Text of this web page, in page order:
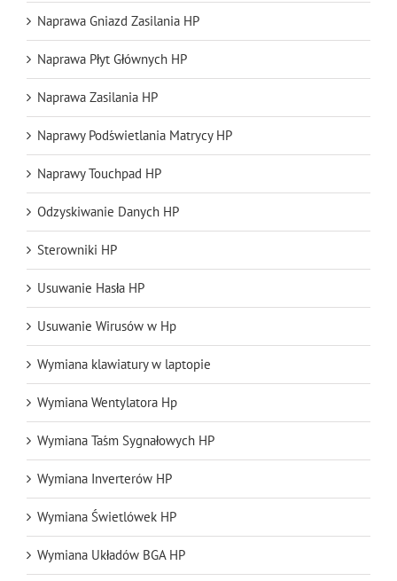
Naprawa Gniazd Zasilania HP
Naprawa Płyt Głównych HP
Naprawa Zasilania HP
Naprawy Podświetlania Matrycy HP
Naprawy Touchpad HP
Odzyskiwanie Danych HP
Sterowniki HP
Usuwanie Hasła HP
Usuwanie Wirusów w Hp
Wymiana klawiatury w laptopie
Wymiana Wentylatora Hp
Wymiana Taśm Sygnałowych HP
Wymiana Inverterów HP
Wymiana Świetlówek HP
Wymiana Układów BGA HP